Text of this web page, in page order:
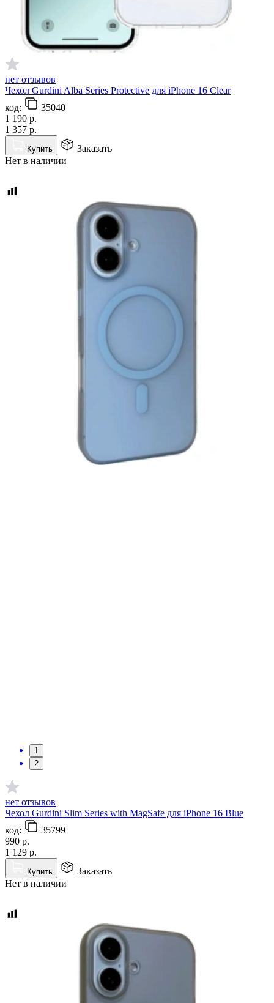
нет отзывов
Чехол Gurdini Alba Series Protective для iPhone 16 Clear
код:
35040
1 190 р.
1 357 р.
Купить
Заказать
Нет в наличии
1
2
нет отзывов
Чехол Gurdini Slim Series with MagSafe для iPhone 16 Blue
код:
35799
990 р.
1 129 р.
Купить
Заказать
Нет в наличии